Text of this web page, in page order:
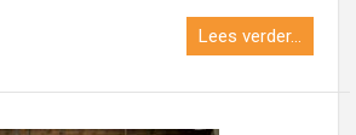
Lees verder...